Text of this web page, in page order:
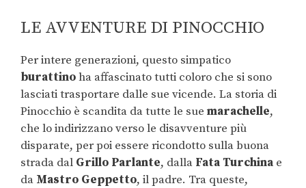
LE AVVENTURE DI PINOCCHIO
Per intere generazioni, questo simpatico
burattinoha affascinato tutti coloro che si sono
lasciati trasportare dalle sue vicende. La storia di
Pinocchio è scandita da tutte le sue marachelle,
che lo indirizzano verso le disavventure più
disparate, per poi essere ricondotto sulla buona
strada dal Grillo Parlante, dalla Fata Turchina e
da Mastro Geppetto, il padre. Tra queste,